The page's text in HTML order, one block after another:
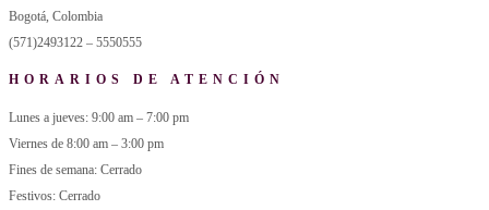
Bogotá, Colombia
(571)2493122 – 5550555
HORARIOS DE ATENCIÓN
Lunes a jueves: 9:00 am – 7:00 pm
Viernes de 8:00 am – 3:00 pm
Fines de semana: Cerrado
Festivos: Cerrado